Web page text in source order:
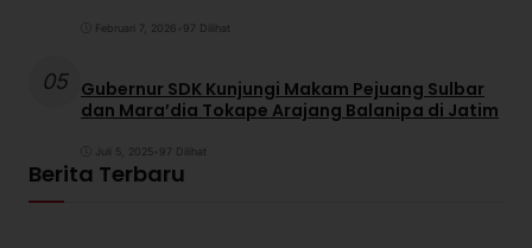
Februari 7, 2026 97 Dilihat
05 Gubernur SDK Kunjungi Makam Pejuang Sulbar
dan Mara’dia Tokape Arajang Balanipa di Jatim
Juli 5, 2025 97 Dilihat
Berita Terbaru